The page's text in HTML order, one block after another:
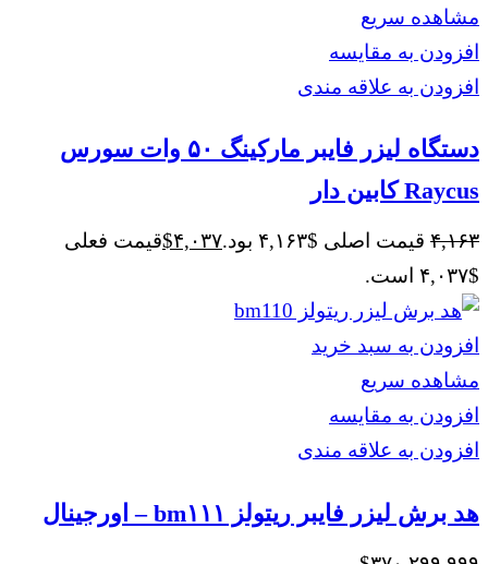
مشاهده سریع
افزودن به مقایسه
افزودن به علاقه مندی
دستگاه لیزر فایبر مارکینگ ۵۰ وات سورس
Raycus کابین دار
۴,۱۶۳ قیمت اصلی $۴,۱۶۳ بود. $۴,۰۳۷ قیمت فعلی
$۴,۰۳۷ است.
افزودن به سبد خرید
مشاهده سریع
افزودن به مقایسه
افزودن به علاقه مندی
هد برش لیزر فایبر ریتولز bm۱۱۱ – اورجینال